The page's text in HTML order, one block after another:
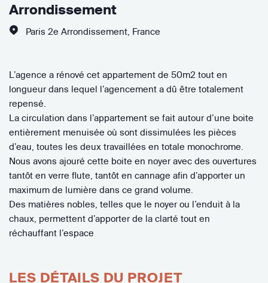
Arrondissement
Paris 2e Arrondissement France
L’agence a rénové cet appartement de 50m2 tout en
longueur dans lequel l’agencement a dû être totalement
repensé.
La circulation dans l’appartement se fait autour d’une boite
entièrement menuisée où sont dissimulées les pièces
d’eau, toutes les deux travaillées en totale monochrome.
Nous avons ajouré cette boite en noyer avec des ouvertures
tantôt en verre flute, tantôt en cannage afin d’apporter un
maximum de lumière dans ce grand volume.
Des matières nobles, telles que le noyer ou l’enduit à la
chaux, permettent d’apporter de la clarté tout en
réchauffant l’espace
LES DÉTAILS DU PROJET